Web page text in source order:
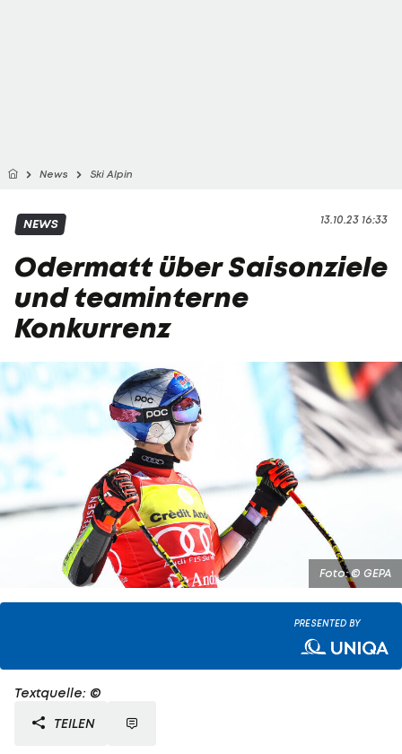
News Ski Alpin
13.10.23 16:33
NEWS
Odermatt über Saisonziele
und teaminterne
Konkurrenz
Foto: © GEPA
PRESENTED BY
Textquelle: ©
TEILEN